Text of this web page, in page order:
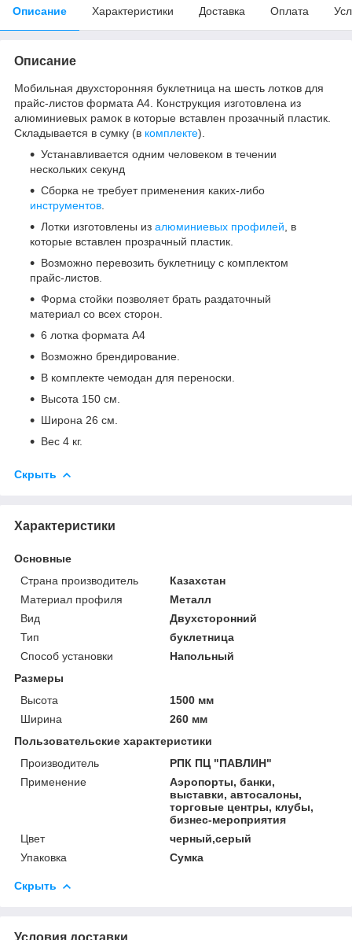
Описание Характеристики Доставка Оплата
Описание
Мобильная двухсторонняя буклетница на шесть лотков для
прайс-листов формата А4. Конструкция изготовлена из
алюминиевых рамок в которые вставлен прозачный пластик.
Складывается в сумку (в комплекте).
Устанавливается одним человеком в течении
нескольких секунд
Сборка не требует применения каких-либо
инструментов
Лотки изготовлены из алюминиевых профилей , в
которые вставлен прозрачный пластик.
Возможно перевозить буклетницу с комплектом
прайс-листов.
Форма стойки позволяет брать раздаточный
материал со всех сторон.
6 лотка формата А4
Возможно брендирование.
В комплекте чемодан для переноски.
Высота 150 см.
Широна 26 см.
Вес 4 кг.
Скрыть
Характеристики
Основные
Страна производитель
Казахстан
Материал профиля
Металл
Вид
Двухсторонний
Тип
буклетница
Способ установки
Напольный
Размеры
Высота
1500 мм
Ширина
260 мм
Пользовательские характеристики
Производитель
РПК ПЦ "ПАВЛИН"
Применение
Аэропорты, банки,
выставки, автосалоны,
торговые центры, клубы,
бизнес-мероприятия
Цвет
черный,серый
Упаковка
Сумка
Скрыть
Условия доставки